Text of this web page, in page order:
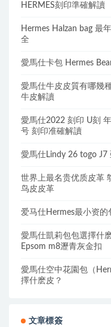
HERMES刻印準確解讀
Hermes Halzan bag 最
全
愛馬仕卡包 Hermes
愛馬仕牛皮皮質有哪幾
牛皮解讀
愛馬仕2022 刻印 U刻
号 刻印准確解讀
愛馬仕Lindy 26 togo J7
世界上最名贵优质皮革
鸟皮皮革
爱马仕Hermes最小资的
愛馬仕凱莉包包選擇什
Epsom m8瀝青灰金扣
愛馬仕空中花園包（
擇什麽皮？
文章標簽